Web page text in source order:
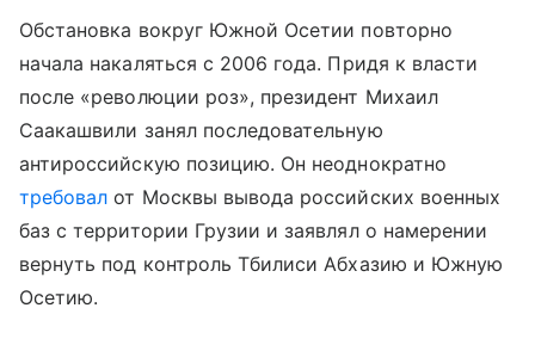
Обстановка вокруг Южной Осетии повторно
начала накаляться с 2006 года. Придя к власти
после «революции роз», президент Михаил
Саакашвили занял последовательную
антироссийскую позицию. Он неоднократно
требовал от Москвы вывода российских военных
баз с территории Грузии и заявлял о намерении
вернуть под контроль Тбилиси Абхазию и Южную
Осетию.